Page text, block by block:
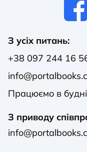
З усіх питань:
+38 097 244 16
Працюємо в
З приводу